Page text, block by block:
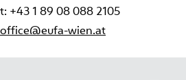
t: +43 1 89 08 088 2105
office@eufa-wien.at